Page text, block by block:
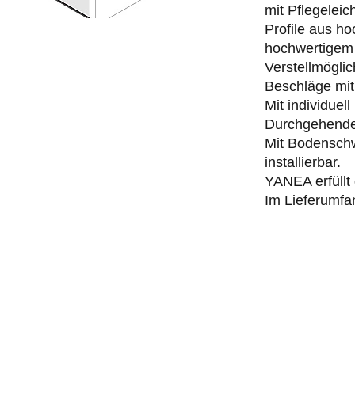
mit
Profile aus
Beschläge
Mit
Mit
installierbar.
YANEA
Im